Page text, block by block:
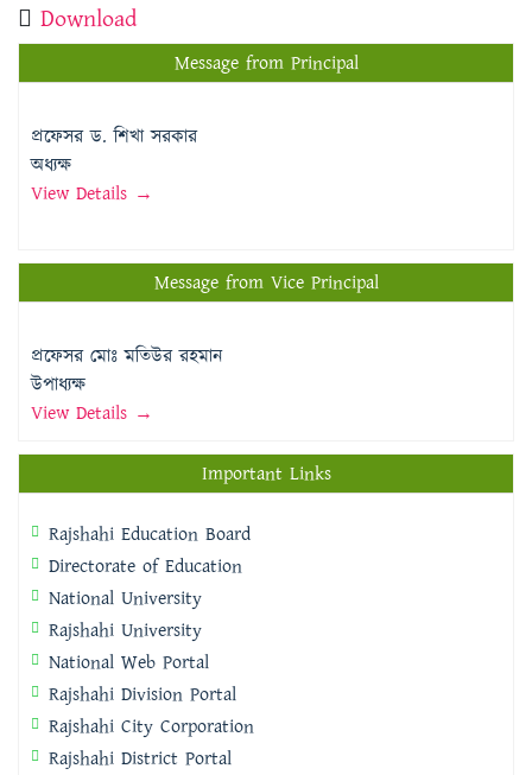
Download
Message from Principal
প্রফেসর ড. শিখা সরকার
অধ্যক্ষ
View Details →
Message from Vice Principal
প্রফেসর মোঃ মতিউর রহমান
উপাধ্যক্ষ
View Details →
Important Links
Rajshahi Education Board
Directorate of Education
National University
Rajshahi University
National Web Portal
Rajshahi Division Portal
Rajshahi City Corporation
Rajshahi District Portal